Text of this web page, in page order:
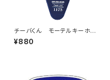
チーバくん モーテルキーホル
ダー design3
¥880